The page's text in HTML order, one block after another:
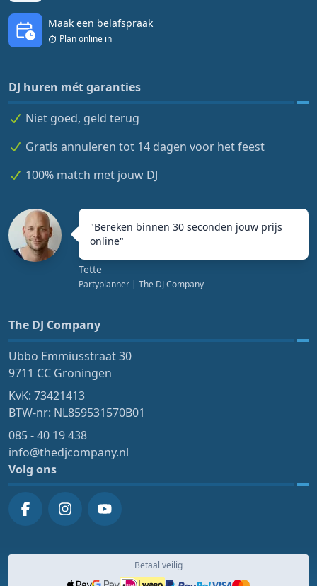
Maak een belafspraak
Plan online in
DJ huren mét garanties
Niet goed, geld terug
Gratis annuleren tot 14 dagen voor het feest
100% match met jouw DJ
"Bereken binnen 30 seconden jouw prijs
online"
Tette
Partyplanner | The DJ Company
The DJ Company
Ubbo Emmiusstraat 30
9711 CC Groningen
KvK: 73421413
BTW-nr: NL859531570B01
085 - 40 19 438
info@thedjcompany.nl
Volg ons
Betaal veilig